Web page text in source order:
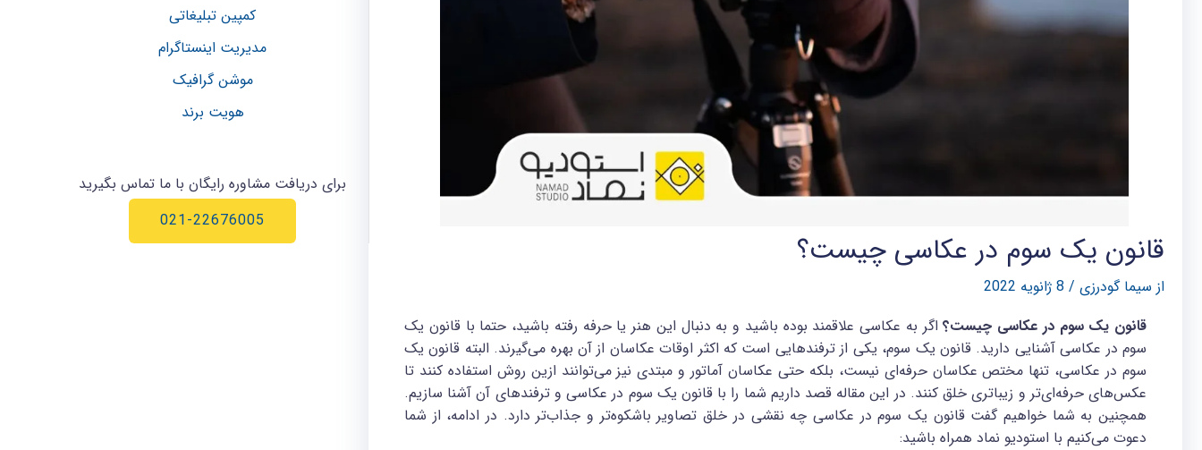
قانون یک سوم در عکاسی چیست؟
از سیما گودرزی / 8 ژانویه 2022
قانون یک سوم در عکاسی چیست؟اگر به عکاسی علاقمند بوده باشید و به دنبال این هنر یا حرفه رفته باشید، حتما با قانون یک‌
سوم در عکاسی آشنایی دارید. قانون یک سوم، یکی از ترفندهایی است که اکثر اوقات عکاسان از آن بهره می‌گیرند. البته قانون یک
سوم در عکاسی، تنها مختص عکاسان حرفه‌ای نیست، بلکه حتی عکاسان آماتور و مبتدی نیز می‌توانند ازین روش استفاده کنند تا
عکس‌های حرفه‌ای‌تر و زیباتری خلق کنند. در این مقاله قصد داریم شما را با قانون یک‌ سوم در عکاسی و ترفندهای آن آشنا سازیم.
همچنین به شما خواهیم گفت قانون یک سوم در عکاسی چه نقشی در خلق تصاویر باشکوه‌تر و جذاب‌تر دارد. در ادامه، از شما
دعوت می‌کنیم با استودیو نماد همراه باشید:
کمپین تبلیغاتی
مدیریت اینستاگرام
موشن گرافیک
هویت برند
برای دریافت مشاوره رایگان با ما تماس بگیرید
021-22676005